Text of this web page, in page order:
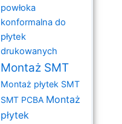
powłoka
konformalna do
płytek
drukowanych
Montaż SMT
Montaż płytek SMT
SMT PCBA Montaż
płytek